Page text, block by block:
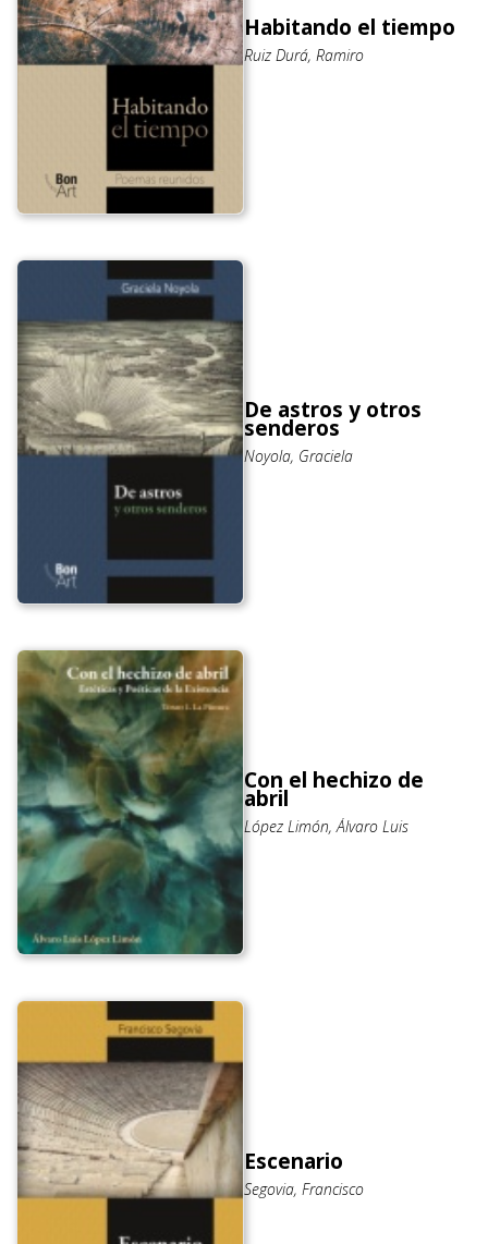
Habitando el tiempo
Ruiz Durá, Ramiro
De astros y otros
senderos
Noyola, Graciela
Con el hechizo de
abril
López Limón, Álvaro Luis
Escenario
Segovia, Francisco